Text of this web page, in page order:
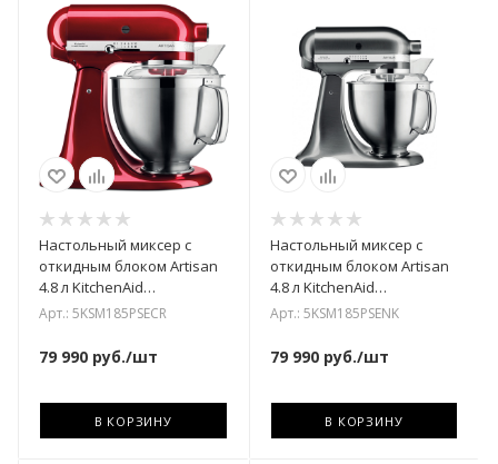
Настольный миксер с
откидным блоком Artisan
4.8 л KitchenAid
5KSM185PSECR
Арт.: 5KSM185PSECR
79 990 руб./шт
В КОРЗИНУ
Настольный миксер с
откидным блоком Artisan
4.8 л KitchenAid
5KSM185PSENK
Арт.: 5KSM185PSENK
79 990руб./шт
В КОРЗИНУ